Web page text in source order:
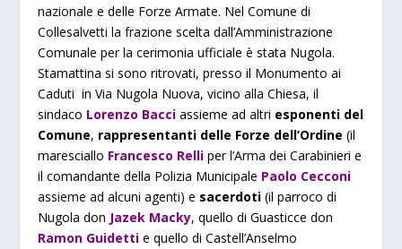
nazionale e delle Forze Armate. Nel Comune di
Collesalvetti la frazione scelta dall’Amministrazione
Comunale per la cerimonia ufficiale è stata Nugola.
Stamattina si sono ritrovati, presso il Monumento ai
Caduti in Via Nugola Nuova, vicino alla Chiesa, il
sindaco Lorenzo Bacci assieme ad altri esponenti del
Comune, rappresentanti delle Forze dell’Ordine (il
maresciallo Francesco Relli per l’Arma dei Carabinieri e
il comandante della Polizia Municipale Paolo Cecconi
assieme ad alcuni agenti) e sacerdoti (il parroco di
Nugola don Jazek Macky, quello di Guasticce don
Ramon Guidetti e quello di Castell’Anselmo